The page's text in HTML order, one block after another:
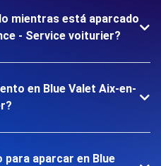
mientras está aparcado
- Service voiturier?
en Blue Valet Aix-en-
aparcar en Blue